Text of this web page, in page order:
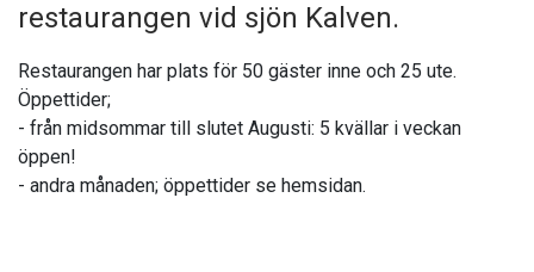
restaurangen vid sjön Kalven.
Restaurangen har plats för 50 gäster inne och 25 ute.
Öppettider;
- från midsommar till slutet Augusti: 5 kvällar i veckan
öppen!
- andra månaden; öppettider se hemsidan.